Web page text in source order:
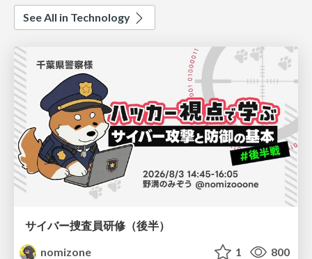
See All in Technology
サイバー捜査員研修（後半）
nomizone
1 800